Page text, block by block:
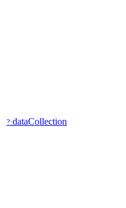
?:dataCollection